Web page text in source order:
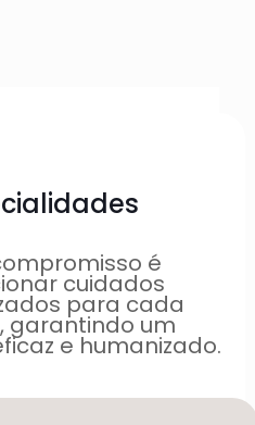
é
cuidados
para cada
garantindo um
e humanizado.